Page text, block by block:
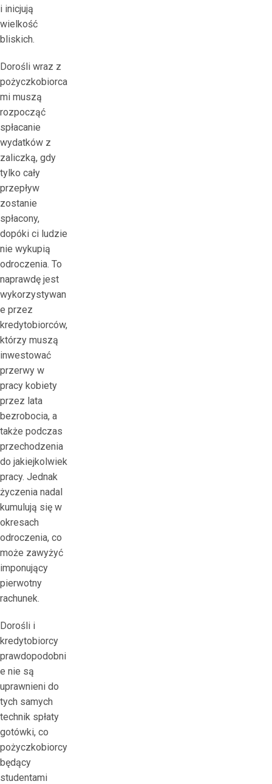
i inicjują
wielkość
bliskich.
Dorośli wraz z
pożyczkobiorca
mi muszą
rozpocząć
spłacanie
wydatków z
zaliczką, gdy
tylko cały
przepływ
zostanie
spłacony,
dopóki ci ludzie
nie wykupią
odroczenia. To
naprawdę jest
wykorzystywan
e przez
kredytobiorców,
którzy muszą
inwestować
przerwy w
pracy kobiety
przez lata
bezrobocia, a
także podczas
przechodzenia
do jakiejkolwiek
pracy. Jednak
życzenia nadal
kumulują się w
okresach
odroczenia, co
może zawyżyć
imponujący
pierwotny
rachunek.
Dorośli i
kredytobiorcy
prawdopodobni
e nie są
uprawnieni do
tych samych
technik spłaty
gotówki, co
pożyczkobiorcy
będący
studentami